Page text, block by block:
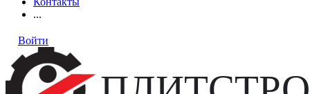
...
Войти